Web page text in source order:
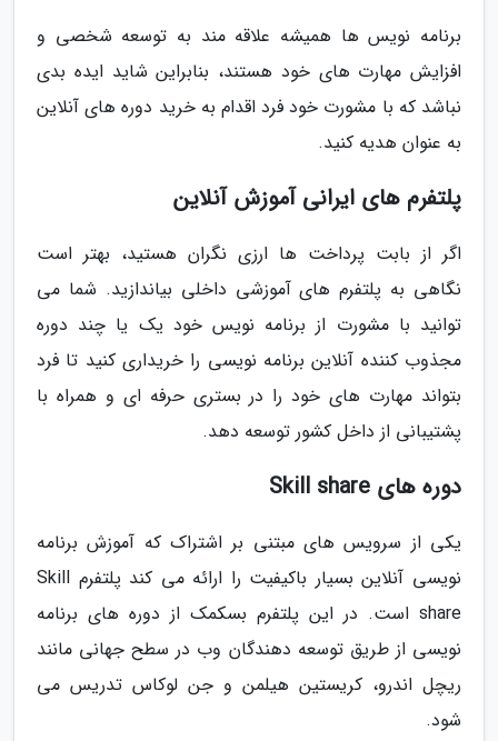
برنامه نویس ها همیشه علاقه مند به توسعه شخصی و
افزایش مهارت های خود هستند، بنابراین شاید ایده بدی
نباشد که با مشورت خود فرد اقدام به خرید دوره های آنلاین
به عنوان هدیه کنید.
پلتفرم های ایرانی آموزش آنلاین
اگر از بابت پرداخت ها ارزی نگران هستید، بهتر است
نگاهی به پلتفرم های آموزشی داخلی بیاندازید. شما می
توانید با مشورت از برنامه نویس خود یک یا چند دوره
مجذوب کننده آنلاین برنامه نویسی را خریداری کنید تا فرد
بتواند مهارت های خود را در بستری حرفه ای و همراه با
پشتیبانی از داخل کشور توسعه دهد.
دوره های Skill share
یکی از سرویس های مبتنی بر اشتراک که آموزش برنامه
نویسی آنلاین بسیار باکیفیت را ارائه می کند پلتفرم Skill
share است. در این پلتفرم بسکمک از دوره های برنامه
نویسی از طریق توسعه دهندگان وب در سطح جهانی مانند
ریچل اندرو، کریستین هیلمن و جن لوکاس تدریس می
شود.